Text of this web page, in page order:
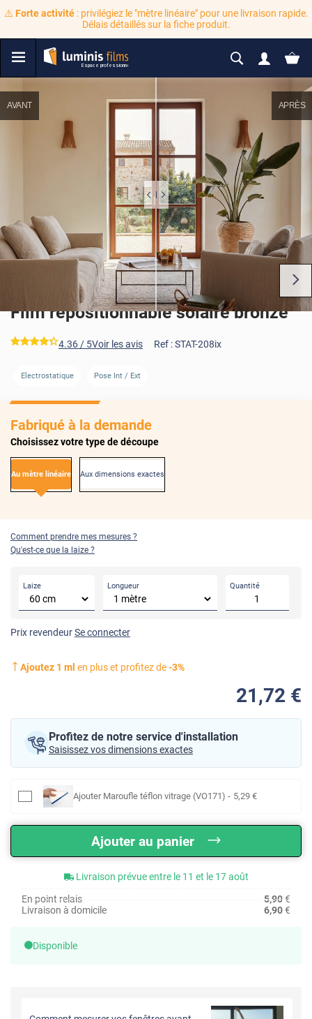
⚠️ Forte activité: privilégiez le "mètre linéaire" pour une livraison rapide.
Délais détaillés sur la fiche produit.
AVANT APRÈS
Film repositionnable solaire bronze
*****
4.36 / 5Voir les avis Ref :STAT-208ix
Electrostatique Pose Int / Ext
Fabriqué à la demande
Choisissez votre type de découpe
Au mètre linéaire Aux dimensions exactes
Comment prendre mes mesures ?
Qu'est-ce que la laize ?
Laize Longueur Quantité
Prix revendeurSe connecter
Ajoutez 1 ml en plus et profitez de-3%
21 ,72 €
Profitez de notre service d'installation
Saisissez vos dimensions exactes
Ajouter Maroufle téflon vitrage (VO171) - 5,29 €
Ajouter au panier
Livraison prévue entre le 11 et le 17 août
En point relais
5,90€
Livraison à domicile
6,90€
Disponible